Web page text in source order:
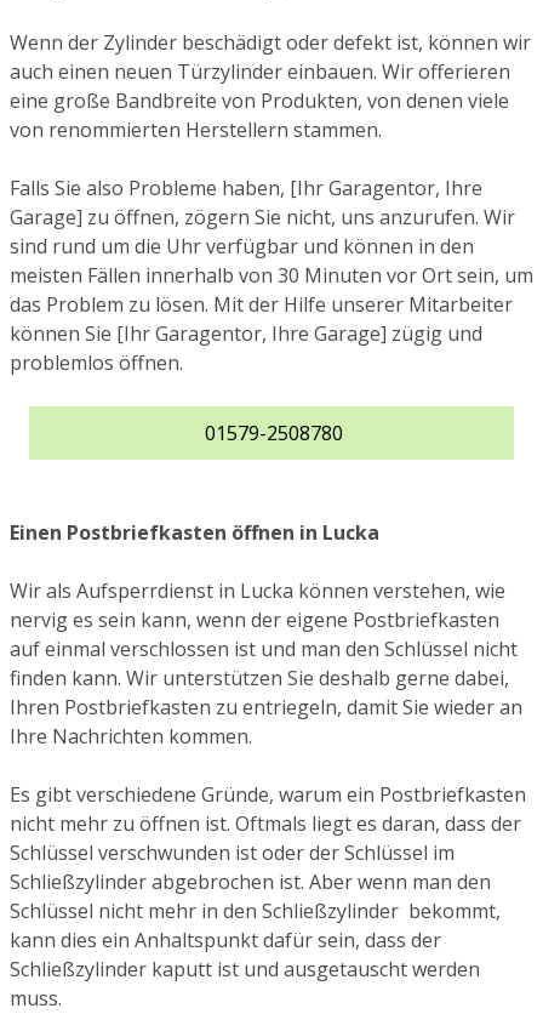
Wenn der Zylinder beschädigt oder defekt ist, können wir
auch einen neuen Türzylinder einbauen. Wir offerieren
eine große Bandbreite von Produkten, von denen viele
von renommierten Herstellern stammen.
Falls Sie also Probleme haben, [Ihr Garagentor, Ihre
Garage] zu öffnen, zögern Sie nicht, uns anzurufen. Wir
sind rund um die Uhr verfügbar und können in den
meisten Fällen innerhalb von 30 Minuten vor Ort sein, um
das Problem zu lösen. Mit der Hilfe unserer Mitarbeiter
können Sie [Ihr Garagentor, Ihre Garage] zügig und
problemlos öffnen.
01579-2508780
Einen Postbriefkasten öffnen in Lucka
Wir als Aufsperrdienst in Lucka können verstehen, wie
nervig es sein kann, wenn der eigene Postbriefkasten
auf einmal verschlossen ist und man den Schlüssel nicht
finden kann. Wir unterstützen Sie deshalb gerne dabei,
Ihren Postbriefkasten zu entriegeln, damit Sie wieder an
Ihre Nachrichten kommen.
Es gibt verschiedene Gründe, warum ein Postbriefkasten
nicht mehr zu öffnen ist. Oftmals liegt es daran, dass der
Schlüssel verschwunden ist oder der Schlüssel im
Schließzylinder abgebrochen ist. Aber wenn man den
Schlüssel nicht mehr in den Schließzylinder bekommt,
kann dies ein Anhaltspunkt dafür sein, dass der
Schließzylinder kaputt ist und ausgetauscht werden
muss.